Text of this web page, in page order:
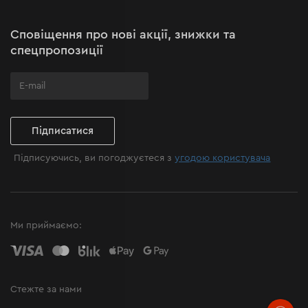
Поширені запитання
Сповіщення про нові акції, знижки та
спецпропозиції
Підписатися
Підписуючись, ви погоджуєтеся зугодою користувача
Ми приймаємо:
Стежте за нами